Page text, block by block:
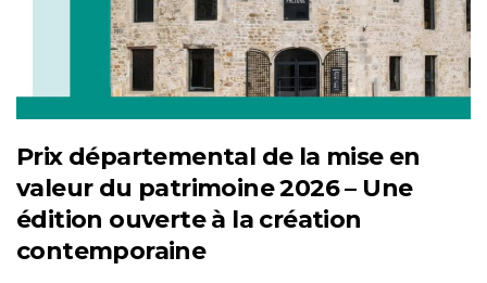
Prix départemental de la mise en
valeur du patrimoine 2026 – Une
édition ouverte à la création
contemporaine